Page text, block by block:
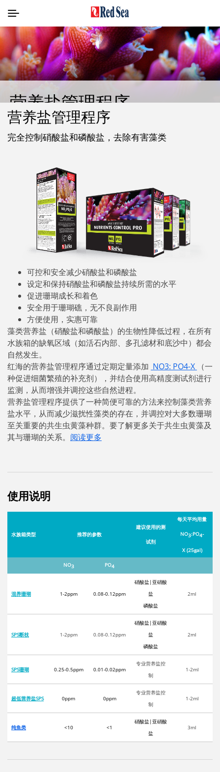
营养盐管理程序
营养盐管理程序
完全控制硝酸盐和磷酸盐，去除有害藻类
可控和安全减少硝酸盐和磷酸盐
设定和保持硝酸盐和磷酸盐持续所需的水平
促进珊瑚成长和着色
安全用于珊瑚礁，无不良副作用
方便使用，实惠可靠
藻类营养盐（硝酸盐和磷酸盐）的生物性降低过程，在所有
水族箱的缺氧区域（如活石内部、多孔滤材和底沙中）都会
自然发生。
红海的营养盐管理程序通过定期定量添加 NO3: PO4-X
（一
种促进细菌繁殖的补充剂），并结合使用高精度测试剂进行
监测，从而增强并调控这些自然进程。
营养盐管理程序提供了一种简便可靠的方法来控制藻类营养
盐水平，从而减少滋扰性藻类的存在，并调控对大多数珊瑚
至关重要的共生虫黄藻种群。要了解更多关于共生虫黄藻及
其与珊瑚的关系。 阅读更多
使用说明
水族箱类型 推荐的参数
建议使用的测
试剂
每天平均用量
NO3:PO4-
X (25gal)
NO3 PO4
混养珊瑚 1-2ppm 0.08-0.12ppm
硝酸盐|亚硝酸
盐
磷酸盐
2ml
SPS断枝 1-2ppm 0.08-0.12ppm
硝酸盐|亚硝酸
盐
磷酸盐
2ml
SPS珊瑚 0.25-0.5ppm 0.01-0.02ppm
专业营养盐控
制
1-2ml
超低营养盐SPS 0ppm 0ppm
专业营养盐控
制
1-2ml
纯鱼类 <10 <1
硝酸盐|亚硝酸
盐
3ml